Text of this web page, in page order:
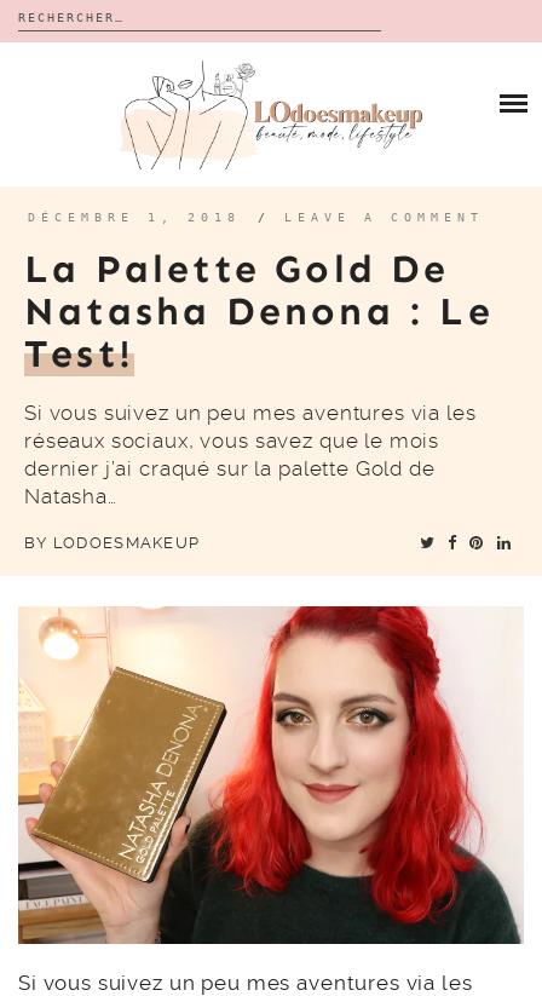
Rechercher :
CALENDRIERS DE L’AVENT
BON PLAN
À PROPOS
CONTACT
DÉCEMBRE 1, 2018 / LEAVE A COMMENT
La Palette Gold De
Natasha Denona : Le
Test!
Si vous suivez un peu mes aventures via les
réseaux sociaux, vous savez que le mois
dernier j’ai craqué sur la palette Gold de
Natasha…
BY LODOESMAKEUP
Si vous suivez un peu mes aventures via les